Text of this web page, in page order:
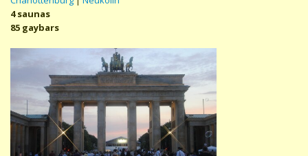
4 saunas
85 gaybars